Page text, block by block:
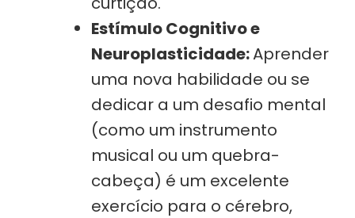
Estímulo Cognitivo e
Neuroplasticidade:Aprender
uma nova habilidade ou se
dedicar a um desafio mental
(como um instrumento
musical ou um quebra-
cabeça) é um excelente
exercício para o cérebro,